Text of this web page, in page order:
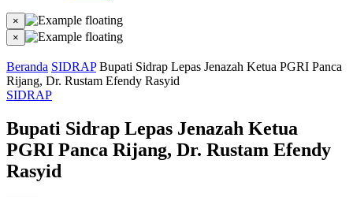
×
×
Beranda SIDRAP Bupati Sidrap Lepas Jenazah Ketua PGRI Panca
Rijang, Dr. Rustam Efendy Rasyid
SIDRAP
Bupati Sidrap Lepas Jenazah Ketua
PGRI Panca Rijang, Dr. Rustam Efendy
Rasyid